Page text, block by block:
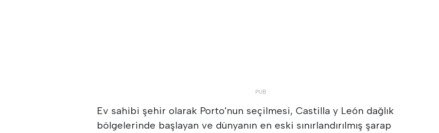
Ev sahibi şehir olarak Porto'nun seçilmesi, Castilla y León dağlık
bölgelerinde başlayan ve dünyanın en eski sınırlandırılmış şarap